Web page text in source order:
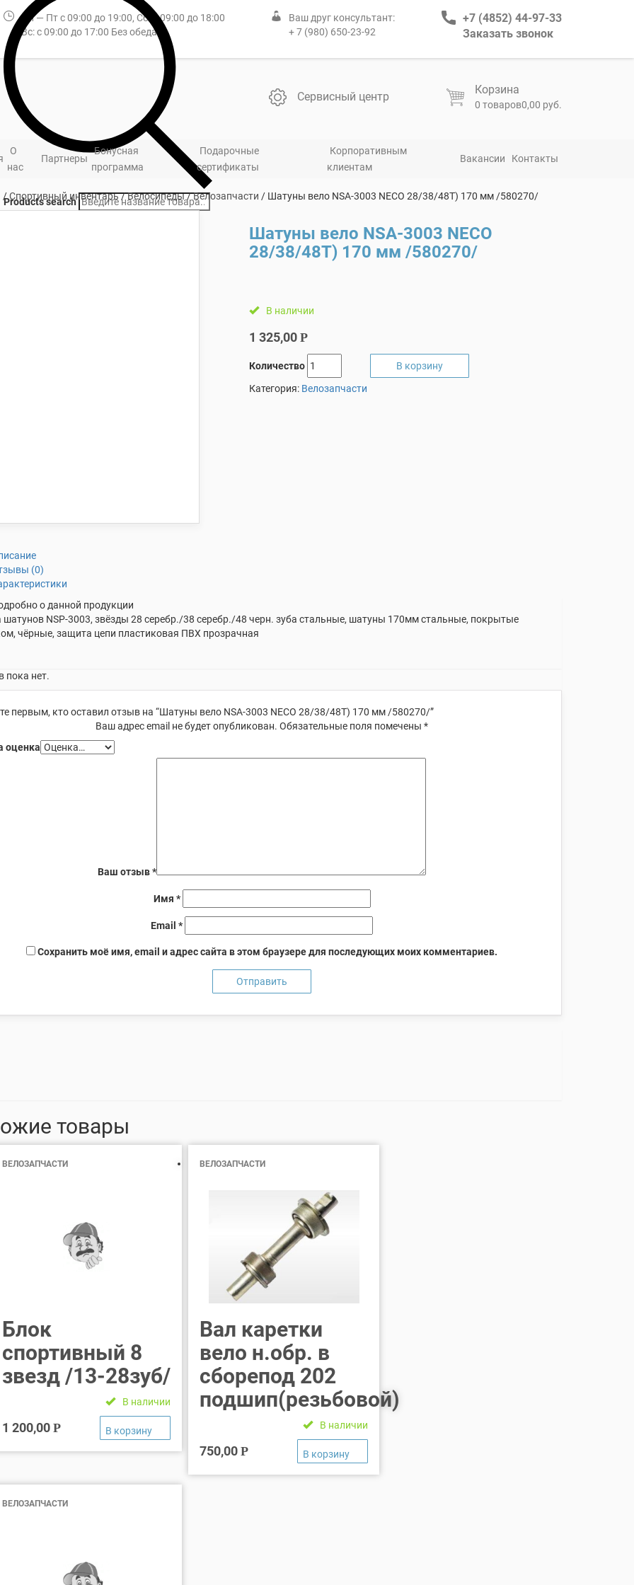
Пн — Пт с 09:00 до 19:00, Сб: с 09:00 до 18:00
Вс: с 09:00 до 17:00 Без обеда
Ваш друг консультант:
+ 7 (980) 650-23-92
+7 (4852) 44-97-33
Заказать звонок
Products search
Сервисный центр
Корзина
0 товаров0,00 руб.
О
нас
Партнеры
Бонусная
программа
Подарочные
сертификаты
Корпоративным
клиентам
Вакансии Контакты
/Спортивный инвентарь/Велосипеды/Велозапчасти / Шатуны вело NSA-3003 NECO 28/38/48T) 170 мм /580270/
Шатуны вело NSA-3003 NECO
28/38/48T) 170 мм /580270/
В наличии
1 325,00Р
Количество
В корзину
Категория: Велозапчасти
(0)
о данной продукции
шатунов NSP-3003, звёзды 28 серебр./38 серебр./48 черн. зуба стальные, шатуны 170мм стальные, покрытые
чёрные, защита цепи пластиковая ПВХ прозрачная
пока нет.
первым, кто оставил отзыв на “Шатуны вело NSA-3003 NECO 28/38/48T) 170 мм /580270/”
Ваш адрес email не будет опубликован. Обязательные поля помечены*
оценка
Ваш отзыв*
Имя *
Email*
Сохранить моё имя, email и адрес сайта в этом браузере для последующих моих комментариев.
товары
ВЕЛОЗАПЧАСТИ
Блок
спортивный 8
звезд /13-28зуб/
В наличии
1 200,00 Р
ВЕЛОЗАПЧАСТИ
Вал каретки
вело н.обр. в
сборепод 202
подшип(резьбовой)
В наличии
750,00Р
ВЕЛОЗАПЧАСТИ